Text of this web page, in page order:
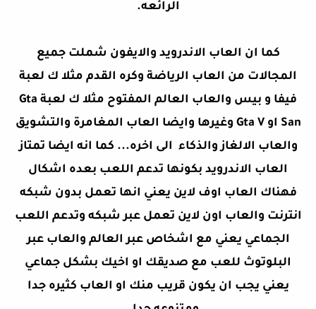
الرائعه.
كما ان العاب الاندرويد والايفون شملت جميع
المجالات من العاب الرياضة وكره القدم مثلا ك لعبة
فيفا و بيس والعاب العالم المفتوح مثلا ك لعبة Gta
San او Gta V وغيرها وايضا العاب المغامرة والتشويق
والعاب الالغاز والذكاء الى اخره... كما انه ايضا تمتاز
العاب الاندرويد بكونها تدعم اللعب بعده اشكال
فهناك العاب اوف لاين يعني انها تعمل بدون شبكه
انترنت والعاب اون لاين تعمل عبر شبكه وتدعم اللعب
الجماعي يعني مع اشخاص عبر العالم والعاب عبر
البلوتوث للعب مع صديقك او اخيك بشكل جماعي
يعني يجب ان يكون قريب منك او العاب كثيره جدا